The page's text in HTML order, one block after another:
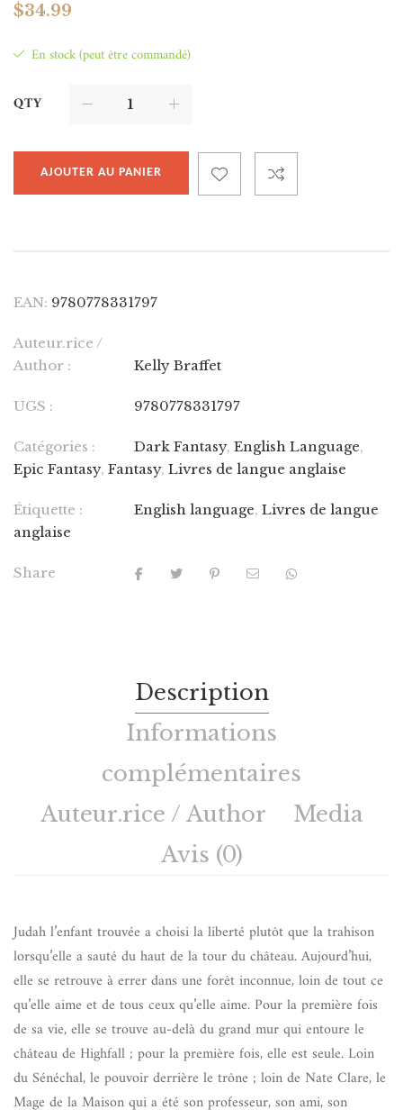
$34.99
En stock (peut être commandé)
QTY
AJOUTER AU PANIER
EAN: 9780778331797
Auteur.rice /
Author :
Kelly Braffet
UGS : 9780778331797
Catégories : Dark Fantasy, English Language,
Epic Fantasy, Fantasy, Livres de langue anglaise
Étiquette : English language, Livres de langue
anglaise
Share
Description
Informations
complémentaires
Auteur.rice / Author
Media
Avis (0)
Judah l’enfant trouvée a choisi la liberté plutôt que la trahison
lorsqu’elle a sauté du haut de la tour du château. Aujourd’hui,
elle se retrouve à errer dans une forêt inconnue, loin de tout ce
qu’elle aime et de tous ceux qu’elle aime. Pour la première fois
de sa vie, elle se trouve au-delà du grand mur qui entoure le
château de Highfall ; pour la première fois, elle est seule. Loin
du Sénéchal, le pouvoir derrière le trône ; loin de Nate Clare, le
Mage de la Maison qui a été son professeur, son ami, son